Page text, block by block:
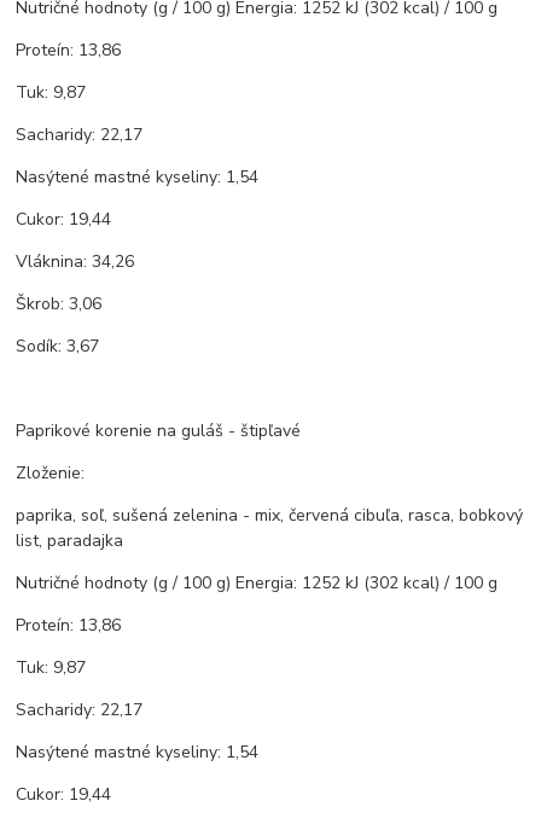
Nutričné hodnoty (g / 100 g) Energia: 1252 kJ (302 kcal) / 100 g
Proteín: 13,86
Tuk: 9,87
Sacharidy: 22,17
Nasýtené mastné kyseliny: 1,54
Cukor: 19,44
Vláknina: 34,26
Škrob: 3,06
Sodík: 3,67
Paprikové korenie na guláš - štipľavé
Zloženie:
paprika, soľ, sušená zelenina - mix, červená cibuľa, rasca, bobkový
list, paradajka
Nutričné hodnoty (g / 100 g) Energia: 1252 kJ (302 kcal) / 100 g
Proteín: 13,86
Tuk: 9,87
Sacharidy: 22,17
Nasýtené mastné kyseliny: 1,54
Cukor: 19,44